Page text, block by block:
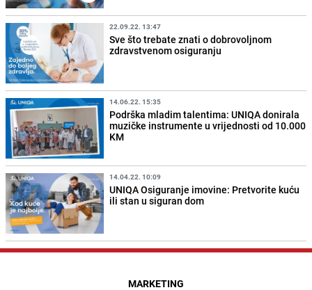
22.09.22. 13:47
Sve što trebate znati o dobrovoljnom
zdravstvenom osiguranju
14.06.22. 15:35
Podrška mladim talentima: UNIQA donirala
muzičke instrumente u vrijednosti od 10.000
KM
14.04.22. 10:09
UNIQA Osiguranje imovine: Pretvorite kuću
ili stan u siguran dom
MARKETING